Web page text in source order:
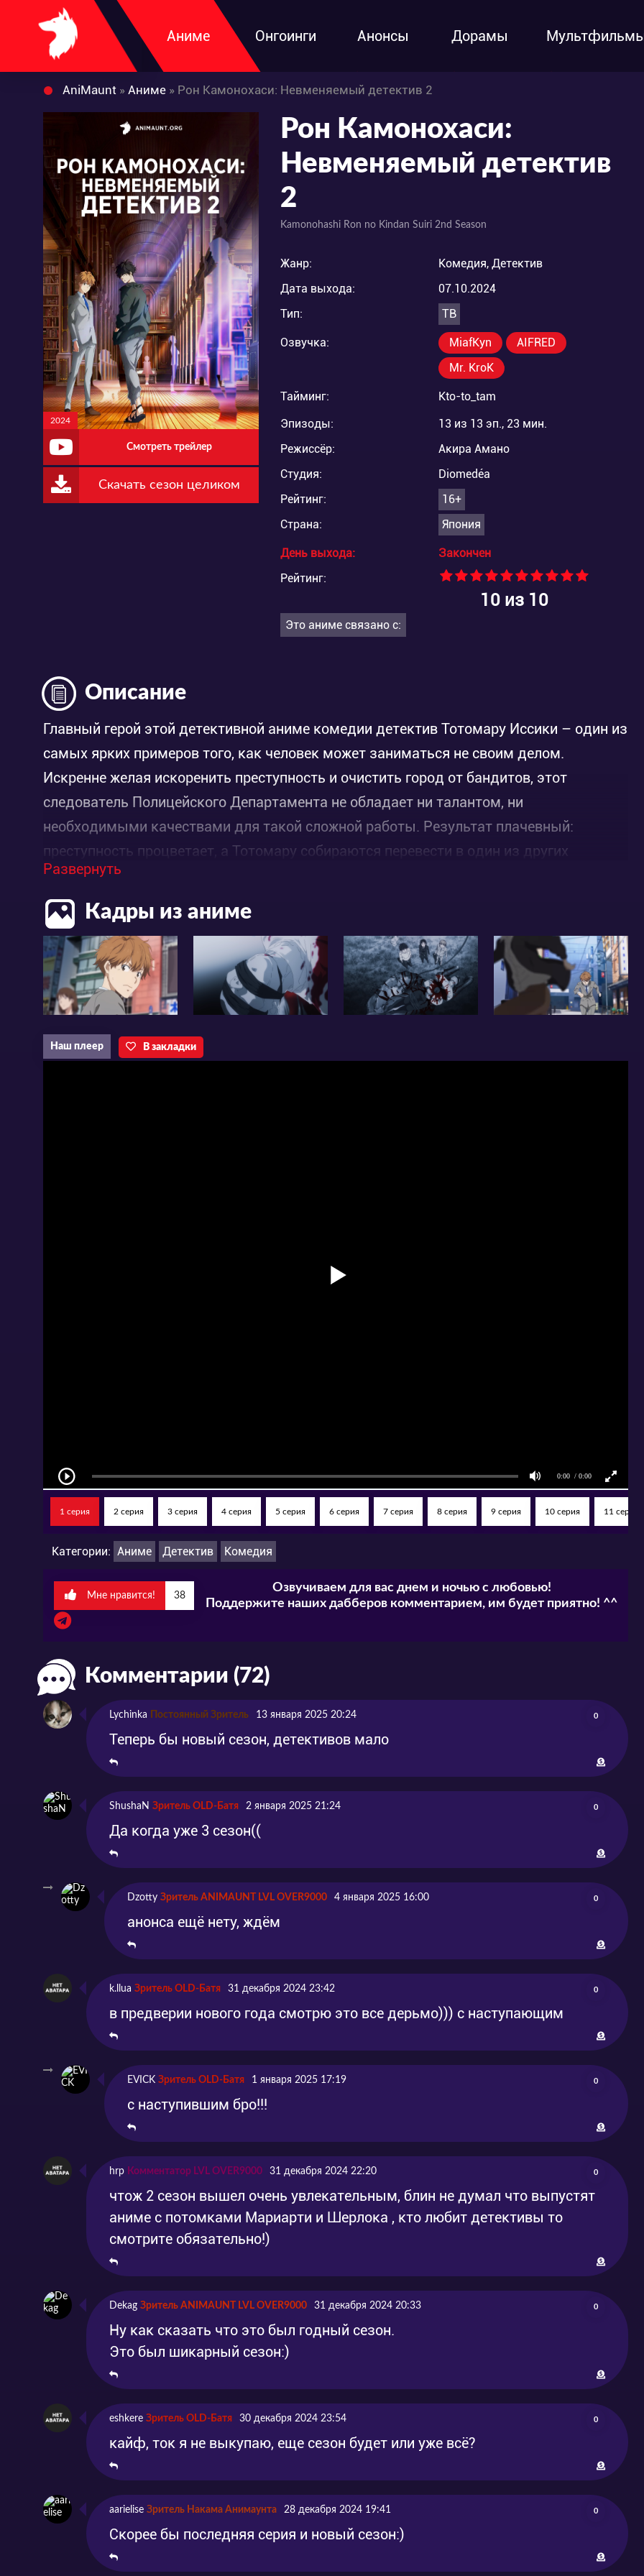
Аниме Онгоинги Анонсы Дорамы
AniMaunt » Аниме » Рон Камонохаси: Невменяемый детектив 2
2024
Смотреть трейлер
Скачать сезон целиком
Рон Камонохаси:
Невменяемый детектив
2
Kamonohashi Ron no Kindan Suiri 2nd Season
Жанр:
Комедия, Детектив
Дата выхода:
07.10.2024
Тип:
ТВ
Озвучка: MiafKyn
AIFRED
Mr. KroK
Тайминг:
Kto-to_tam
Эпизоды:
13 из 13 эп., 23 мин.
Режиссёр:
Акира Амано
Студия:
Diomedéa
Рейтинг:
16+
Страна:
Япония
День выхода:
Закончен
Рейтинг:
10из 10
Это аниме связано с:
Описание
Главный герой этой детективной аниме комедии детектив Тотомару Иссики – один из
самых ярких примеров того, как человек может заниматься не своим делом.
Искренне желая искоренить преступность и очистить город от бандитов, этот
следователь Полицейского Департамента не обладает ни талантом, ни
необходимыми качествами для такой сложной работы. Результат плачевный:
преступность процветает, а Тотомару собираются перевести в один из других
отделов. И это всё несмотря на его потрясающую работоспособность! Дойдя до
отчаянья, Иссики решил познакомиться с таинственным гением сыска по имени Рон
Камонохаси. Когда-то этот человек подавал блестящие надежды, но по таинственной
причине был лишён детективной лицензии. Теперь он никак не проявляет себя,
проживая в полном одиночестве. Каким образом Иссики удалось уговорить
Камонохаси работать в паре – неизвестно. Ясно только одно: теперь ни одно дело не
Развернуть
Кадры из аниме
Наш плеер В закладки
1 серия 2 серия 3 серия 4 серия 5 серия 6 серия 7 серия 8 серия 9 серия 10 серия 11 серия
Категории: Аниме Детектив Комедия
Мне нравится! 38
Озвучиваем для вас днем и ночью с любовью!
Поддержите наших дабберов комментарием, им будет приятно! ^^
Комментарии (72)
Lychinka Постоянный Зритель 13 января 2025 20:24 0
Теперь бы новый сезон, детективов мало
ShushaN Зритель OLD-Батя 2 января 2025 21:24 0
Да когда уже 3 сезон((
Dzotty Зритель ANIMAUNT LVL OVER9000 4 января 2025 16:00 0
анонса ещё нету, ждём
k.llua Зритель OLD-Батя 31 декабря 2024 23:42 0
в предверии нового года смотрю это все дерьмо))) с наступающим
EVICK Зритель OLD-Батя 1 января 2025 17:19 0
с наступившим бро!!!
hrp Комментатор LVL OVER9000 31 декабря 2024 22:20 0
чтож 2 сезон вышел очень увлекательным, блин не думал что выпустят
аниме с потомками Мариарти и Шерлока , кто любит детективы то
смотрите обязательно!)
Dekag Зритель ANIMAUNT LVL OVER9000 31 декабря 2024 20:33 0
Ну как сказать что это был годный сезон.
Это был шикарный сезон:)
eshkere Зритель OLD-Батя 30 декабря 2024 23:54 0
кайф, ток я не выкупаю, еще сезон будет или уже всё?
aarielise Зритель Накама Анимаунта 28 декабря 2024 19:41 0
Скорее бы последняя серия и новый сезон:)